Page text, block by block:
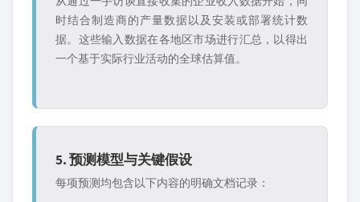
时结合制造商的产量数据以及安装或部署统计数
据。这些输入数据在各地区市场进行汇总，以得出
一个基于实际行业活动的全球估算值。
5. 预测模型与关键假设
每项预测均包含以下内容的明确文档记录：